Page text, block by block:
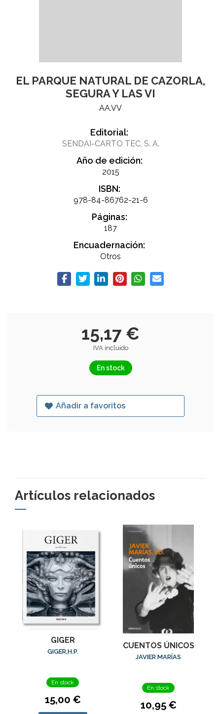
EL PARQUE NATURAL DE CAZORLA,
SEGURA Y LAS VI
AA.VV
Editorial:
SENDAI-CARTO TEC, S. A.
Año de edición:
2015
ISBN:
978-84-86762-21-6
Páginas:
187
Encuadernación:
Otros
15,17 €
IVA incluido
En stock
Añadir a favoritos
Artículos relacionados
GIGER
GIGER,H.P.
En stock
15,00 €
CUENTOS ÚNICOS
JAVIER MARÍAS
En stock
10,95 €